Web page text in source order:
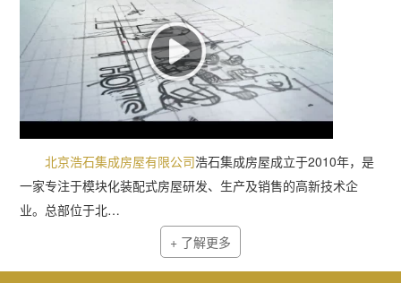
北京浩石集成房屋有限公司浩石集成房屋成立于2010年，是
一家专注于模块化装配式房屋研发、生产及销售的高新技术企
业。总部位于北…
+ 了解更多